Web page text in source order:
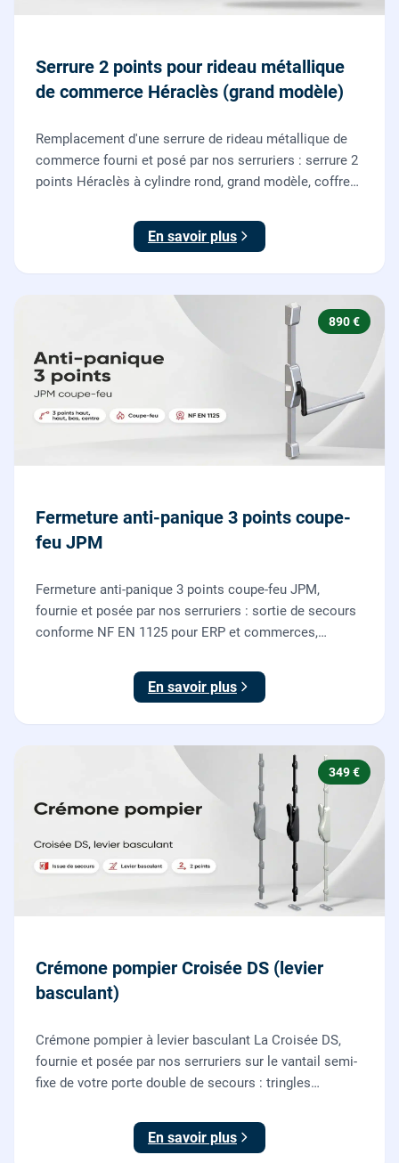
Serrure 2 points pour rideau métallique
de commerce Héraclès (grand modèle)
Remplacement d'une serrure de rideau métallique de
commerce fourni et posé par nos serruriers : serrure 2
points Héraclès à cylindre rond, grand modèle, coffre
des deux points de verrouillage.
En savoir plus
890 €
Fermeture anti-panique 3 points coupe-
feu JPM
Fermeture anti-panique 3 points coupe-feu JPM,
fournie et posée par nos serruriers : sortie de secours
conforme NF EN 1125 pour ERP et commerces,
En savoir plus
349 €
Crémone pompier Croisée DS (levier
basculant)
Crémone pompier à levier basculant La Croisée DS,
fournie et posée par nos serruriers sur le vantail semi-
fixe de votre porte double de secours : tringles
En savoir plus